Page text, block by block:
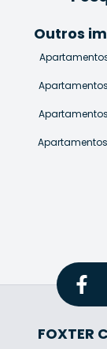
Outros
FOXTER